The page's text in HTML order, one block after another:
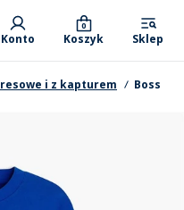
Konto Koszyk
0
Sklep
i z kapturem Boss